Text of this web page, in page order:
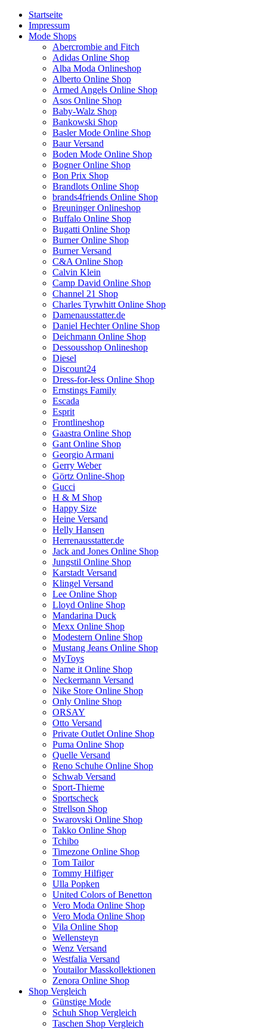
Startseite
Impressum
Mode Shops
Abercrombie and Fitch
Adidas Online Shop
Alba Moda Onlineshop
Alberto Online Shop
Armed Angels Online Shop
Asos Online Shop
Baby-Walz Shop
Bankowski Shop
Basler Mode Online Shop
Baur Versand
Boden Mode Online Shop
Bogner Online Shop
Bon Prix Shop
Brandlots Online Shop
brands4friends Online Shop
Breuninger Onlineshop
Buffalo Online Shop
Bugatti Online Shop
Burner Online Shop
Burner Versand
C&A Online Shop
Calvin Klein
Camp David Online Shop
Channel 21 Shop
Charles Tyrwhitt Online Shop
Damenausstatter.de
Daniel Hechter Online Shop
Deichmann Online Shop
Dessousshop Onlineshop
Diesel
Discount24
Dress-for-less Online Shop
Ernstings Family
Escada
Esprit
Frontlineshop
Gaastra Online Shop
Gant Online Shop
Georgio Armani
Gerry Weber
Görtz Online-Shop
Gucci
H & M Shop
Happy Size
Heine Versand
Helly Hansen
Herrenausstatter.de
Jack and Jones Online Shop
Jungstil Online Shop
Karstadt Versand
Klingel Versand
Lee Online Shop
Lloyd Online Shop
Mandarina Duck
Mexx Online Shop
Modestern Online Shop
Mustang Jeans Online Shop
MyToys
Name it Online Shop
Neckermann Versand
Nike Store Online Shop
Only Online Shop
ORSAY
Otto Versand
Private Outlet Online Shop
Puma Online Shop
Quelle Versand
Reno Schuhe Online Shop
Schwab Versand
Sport-Thieme
Sportscheck
Strellson Shop
Swarovski Online Shop
Takko Online Shop
Tchibo
Timezone Online Shop
Tom Tailor
Tommy Hilfiger
Ulla Popken
United Colors of Benetton
Vero Moda Online Shop
Vero Moda Online Shop
Vila Online Shop
Wellensteyn
Wenz Versand
Westfalia Versand
Youtailor Masskollektionen
Zenora Online Shop
Shop Vergleich
Günstige Mode
Schuh Shop Vergleich
Taschen Shop Vergleich